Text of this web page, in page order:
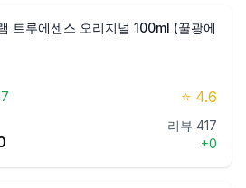
트루에센스 오리지널 100ml (꿀광에
⭐ 4.6
리뷰 417
+0